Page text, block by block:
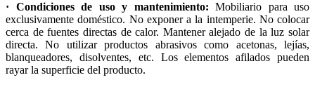
· Condiciones de uso y mantenimiento: Mobiliario para uso
exclusivamente doméstico. No exponer a la intemperie. No colocar
cerca de fuentes directas de calor. Mantener alejado de la luz solar
directa. No utilizar productos abrasivos como acetonas, lejías,
blanqueadores, disolventes, etc. Los elementos afilados pueden
rayar la superficie del producto.